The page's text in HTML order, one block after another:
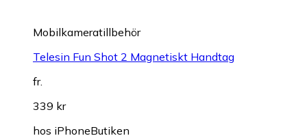
Mobilkameratillbehör
Telesin Fun Shot 2 Magnetiskt Handtag
fr.
339 kr
hos iPhoneButiken